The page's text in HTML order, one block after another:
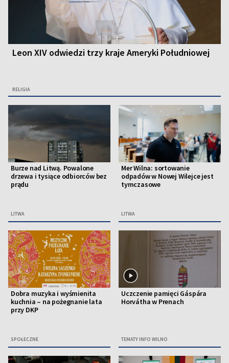
Leon XIV odwiedzi trzy kraje Ameryki Południowej
RELIGIA
Burze nad Litwą. Powalone
drzewa i tysiące odbiorców bez
prądu
LITWA
Mer Wilna: sortowanie
odpadów w Nowej Wilejce jest
tymczasowe
LITWA
Dobra muzyka i wyśmienita
kuchnia – na pożegnanie lata
przy DKP
SPOŁECZNE
Uczczenie pamięci Gáspára
Horvátha w Prenach
TEMATY INFO WILNO